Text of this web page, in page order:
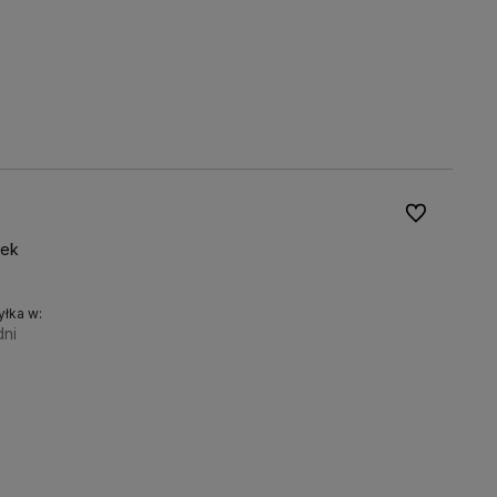
w:
Do ulubionych